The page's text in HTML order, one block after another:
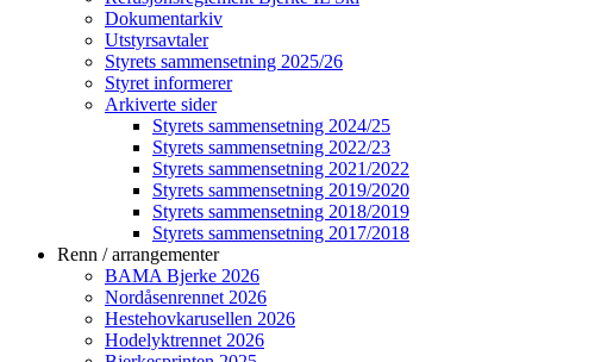
Dokumentarkiv
Utstyrsavtaler
Styrets sammensetning 2025/26
Styret informerer
Arkiverte sider
Styrets sammensetning 2024/25
Styrets sammensetning 2022/23
Styrets sammensetning 2021/2022
Styrets sammensetning 2019/2020
Styrets sammensetning 2018/2019
Styrets sammensetning 2017/2018
Renn / arrangementer
BAMA Bjerke 2026
Nordåsenrennet 2026
Hestehovkarusellen 2026
Hodelyktrennet 2026